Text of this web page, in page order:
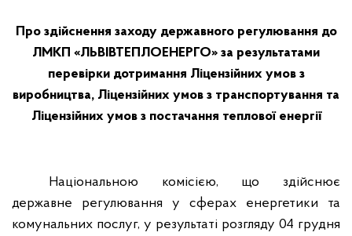
Про здійснення заходу державного регулювання до
ЛМКП «ЛЬВІВТЕПЛОЕНЕРГО» за результатами
перевірки дотримання Ліцензійних умов з
виробництва, Ліцензійних умов з транспортування та
Ліцензійних умов з постачання теплової енергії
Національною комісією, що здійснює
державне регулювання у сферах енергетики та
комунальних послуг, у результаті розгляду 04 грудня